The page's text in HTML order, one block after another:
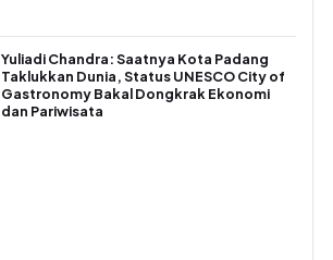
Yuliadi Chandra: Saatnya Kota Padang
Taklukkan Dunia, Status UNESCO City of
Gastronomy Bakal Dongkrak Ekonomi
dan Pariwisata